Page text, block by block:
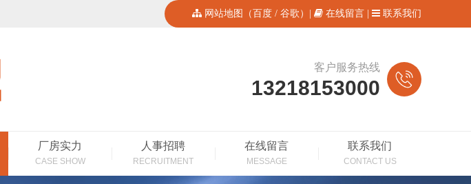
网站地图 （百度 / 谷歌 ）| 在线留言 联系我们
客户服务热线
13218153000
厂房实力
CASE SHOW
人事招聘
RECRUITMENT
在线留言
MESSAGE
联系我们
CONTACT US